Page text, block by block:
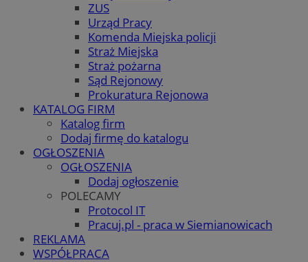
ZUS
Urząd Pracy
Komenda Miejska policji
Straż Miejska
Straż pożarna
Sąd Rejonowy
Prokuratura Rejonowa
KATALOG FIRM
Katalog firm
Dodaj firmę do katalogu
OGŁOSZENIA
OGŁOSZENIA
Dodaj ogłoszenie
POLECAMY
Protocol IT
Pracuj.pl - praca w Siemianowicach
REKLAMA
WSPÓŁPRACA